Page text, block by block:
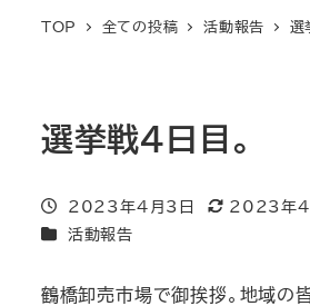
TOP 全ての投稿 活動報告 選
選挙戦４日目。
投稿日
2023年4月3日
更新日
2023年4
カテゴリー
活動報告
鶴橋卸売市場で御挨拶。地域の